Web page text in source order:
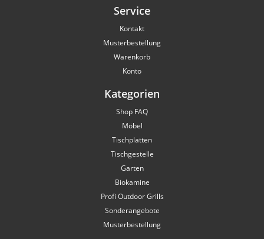
Service
Kontakt
Musterbestellung
Warenkorb
Konto
Kategorien
Shop FAQ
Möbel
Tischplatten
Tischgestelle
Garten
Biokamine
Profi Outdoor Grills
Sonderangebote
Musterbestellung